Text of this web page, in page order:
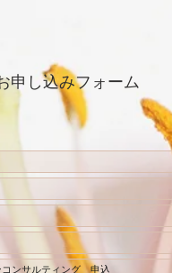
申し込みフォーム